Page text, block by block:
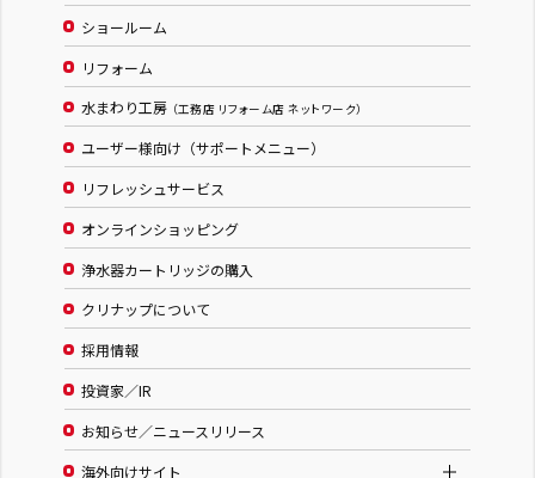
ショールーム
リフォーム
水まわり工房 （工務店 リフォーム店 ネットワーク）
ユーザー様向け（サポートメニュー）
リフレッシュサービス
オンラインショッピング
浄水器カートリッジの購入
クリナップについて
採用情報
投資家／IR
お知らせ／ニュースリリース
海外向けサイト